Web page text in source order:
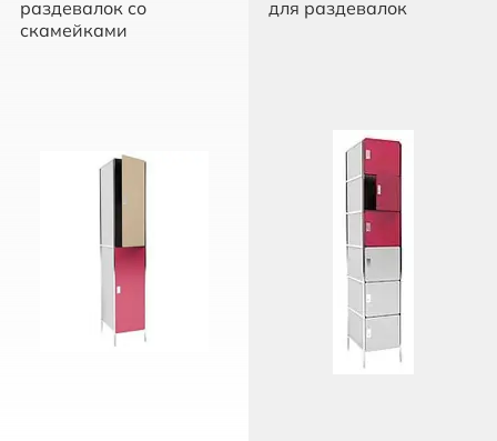
раздевалок со
скамейками
для раздевалок